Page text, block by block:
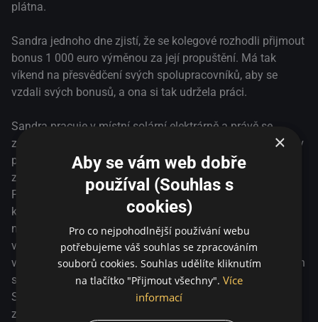
Sandřina prosba je jednoduchá: „Nelitujte mě! Jen se
plátna.
Sandra jednoho dne zjistí, že se kolegové rozhodli přijmout
bonus 1 000 euro výměnou za její propuštění. Má tak
víkend na přesvědčení svých spolupracovníků, aby se
vzdali svých bonusů, a ona si tak udržela práci.
Sandra pracuje v místní solární elektrárně a právě se
zotavuje z depresí, které byly důvodem její časté absence v
práci. Vedení společnosti nemá zájem o takovéto
zaměstnance, avšak nechce vystupovat ve zlém světle.
Finální rozhodnutí o Sandřině osudu tak nechává na jejích
kolezích, kteří mají určit, zda Sandra o práci přijde anebo
ne. Pokud ano, budou si moci ponechat své roční bonusy
ve výši 1000 eur, a pokud ne, tak o ně přijdou. Sandra se
však nevzdává a během dvou dnů a jedné noci se ze všech
sil snaží přesvědčit kolegy, aby se rozhodli v její prospěch.
Sandřina prosba je jednoduchá: „Nelitujte mě! Jen se
zkuste vžít do mé situace.“
×
Aby se vám web dobře
používal (Souhlas s
cookies)
Pro co nejpohodlnější používání webu
potřebujeme váš souhlas se zpracováním
souborů cookies. Souhlas udělíte kliknutím
na tlačítko "Přijmout všechny". Více
informací